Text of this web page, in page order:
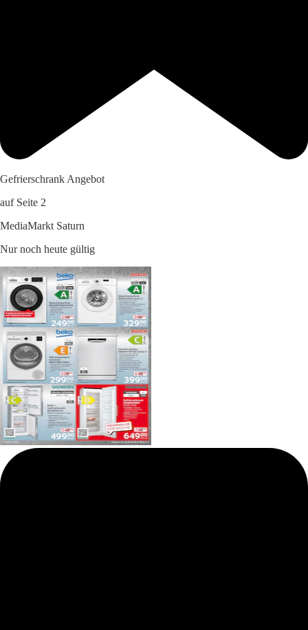
Gefrierschrank Angebot
auf Seite 2
MediaMarkt Saturn
Nur noch heute gültig